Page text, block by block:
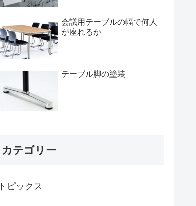
会議用テーブルの幅で何人
が座れるか
テーブル脚の塗装
カテゴリー
トピックス